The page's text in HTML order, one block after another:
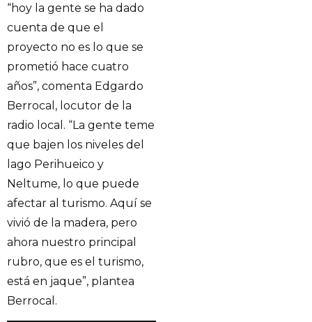
“hoy la gente se ha dado
cuenta de que el
proyecto no es lo que se
prometió hace cuatro
años”, comenta Edgardo
Berrocal, locutor de la
radio local. “La gente teme
que bajen los niveles del
lago Perihueico y
Neltume, lo que puede
afectar al turismo. Aquí se
vivió de la madera, pero
ahora nuestro principal
rubro, que es el turismo,
está en jaque”, plantea
Berrocal.